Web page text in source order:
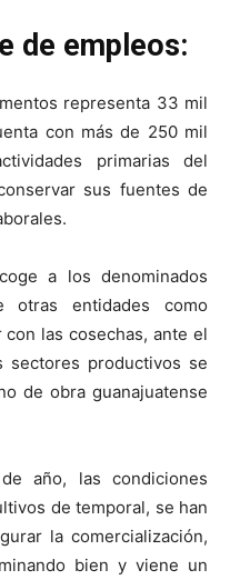
de empleos:
representa 33 mil
con más de 250 mil
primarias del
sus fuentes de
a los denominados
otras entidades como
con las cosechas, ante el
sectores productivos se
de obra guanajuatense
año, las condiciones
de temporal, se han
la comercialización,
bien y viene un